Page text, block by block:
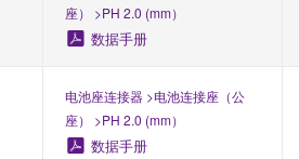
座） >PH 2.0 (mm）
数据手册
电池座连接器 >电池连接座（公
座） >PH 2.0 (mm）
数据手册